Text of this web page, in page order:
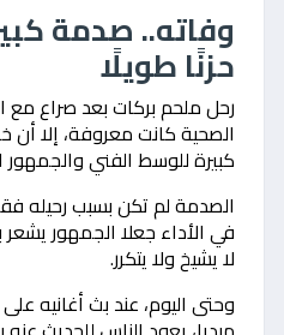
وفاته.. صدمة
حزنًا طويلًا
رحل ملحم بركات بعد صراع مع
الصحية كانت معروفة، إلا
كبيرة للوسط الفني والجمهور
الصدمة لم تكن بسبب رحيله
في الأداء جعلا الجمهور يشعر
لا يشيخ ولا يتكرر.
وحتى اليوم، عند بث أغانيه